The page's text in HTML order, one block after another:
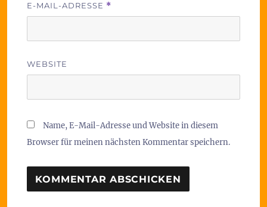
E-MAIL-ADRESSE *
WEBSITE
Name, E-Mail-Adresse und Website in diesem
Browser für meinen nächsten Kommentar speichern.